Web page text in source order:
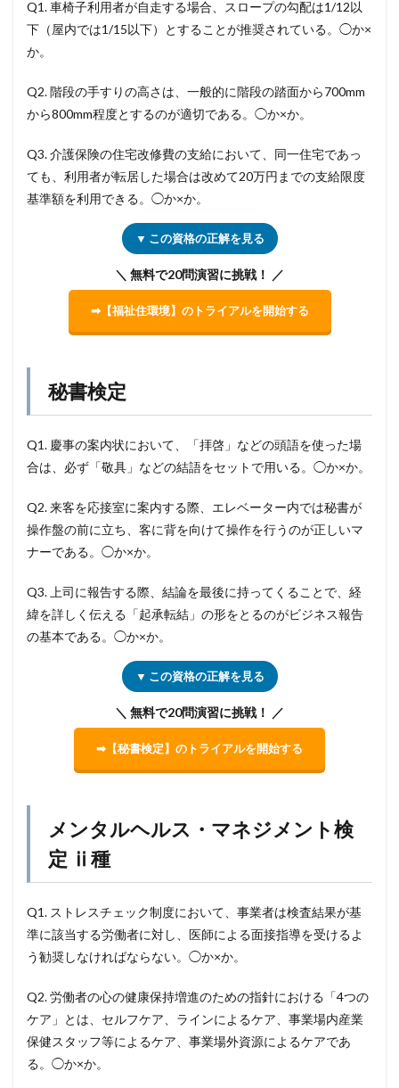
Q1. 車椅子利用者が自走する場合、スロープの勾配は1/12以
下（屋内では1/15以下）とすることが推奨されている。◯か×
か。
Q2. 階段の手すりの高さは、一般的に階段の踏面から700mm
から800mm程度とするのが適切である。◯か×か。
Q3. 介護保険の住宅改修費の支給において、同一住宅であっ
ても、利用者が転居した場合は改めて20万円までの支給限度
基準額を利用できる。◯か×か。
▼ この資格の正解を見る
＼ 無料で20問演習に挑戦！ ／
➡【福祉住環境】のトライアルを開始する
秘書検定
Q1. 慶事の案内状において、「拝啓」などの頭語を使った場
合は、必ず「敬具」などの結語をセットで用いる。◯か×か。
Q2. 来客を応接室に案内する際、エレベーター内では秘書が
操作盤の前に立ち、客に背を向けて操作を行うのが正しいマ
ナーである。◯か×か。
Q3. 上司に報告する際、結論を最後に持ってくることで、経
緯を詳しく伝える「起承転結」の形をとるのがビジネス報告
の基本である。◯か×か。
▼ この資格の正解を見る
＼ 無料で20問演習に挑戦！ ／
➡【秘書検定】のトライアルを開始する
メンタルヘルス・マネジメント検
定 ⅱ種
Q1. ストレスチェック制度において、事業者は検査結果が基
準に該当する労働者に対し、医師による面接指導を受けるよ
う勧奨しなければならない。◯か×か。
Q2. 労働者の心の健康保持増進のための指針における「4つの
ケア」とは、セルフケア、ラインによるケア、事業場内産業
保健スタッフ等によるケア、事業場外資源によるケアであ
る。◯か×か。